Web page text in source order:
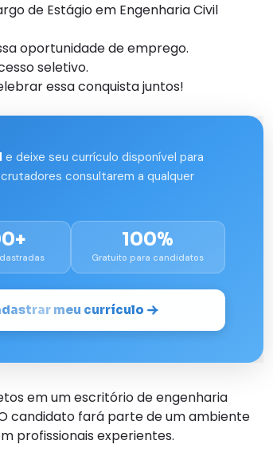
de Estágio em Engenharia Civil
oportunidade de emprego.
seletivo.
essa conquista juntos!
e deixe seu currículo disponível para
consultarem a qualquer
100%
Gratuito para candidatos
meu currículo
em um escritório de engenharia
candidato fará parte de um ambiente
profissionais experientes.